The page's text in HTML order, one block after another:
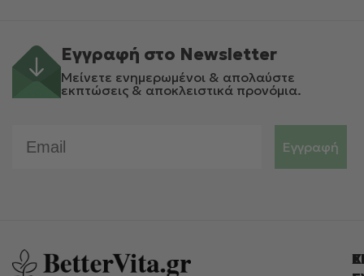
Εγγραφή στο Newsletter
Μείνετε ενημερωμένοι & απολαύστε
εκπτώσεις & αποκλειστικά προνόμια.
Εγγραφή